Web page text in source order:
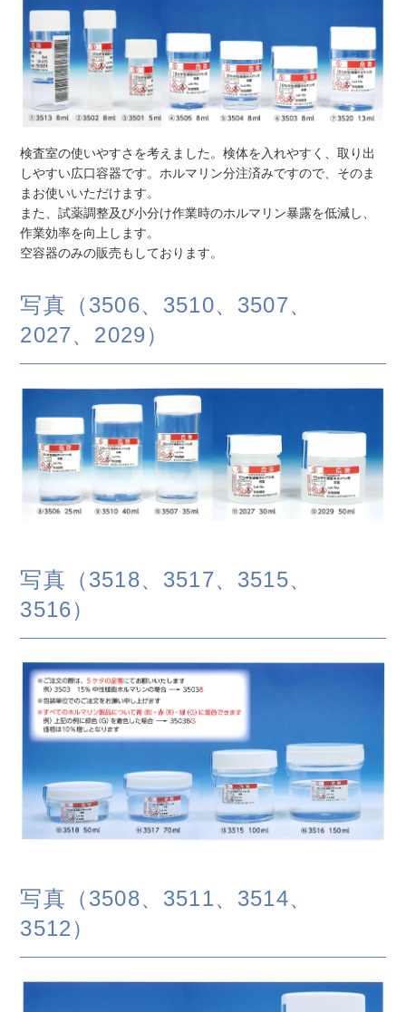
検査室の使いやすさを考えました。検体を入れやすく、取り出
しやすい広口容器です。ホルマリン分注済みですので、そのま
まお使いいただけます。
また、試薬調整及び小分け作業時のホルマリン暴露を低減し、
作業効率を向上します。
空容器のみの販売もしております。
写真（3506、3510、3507、
2027、2029）
写真（3518、3517、3515、
3516）
写真（3508、3511、3514、
3512）